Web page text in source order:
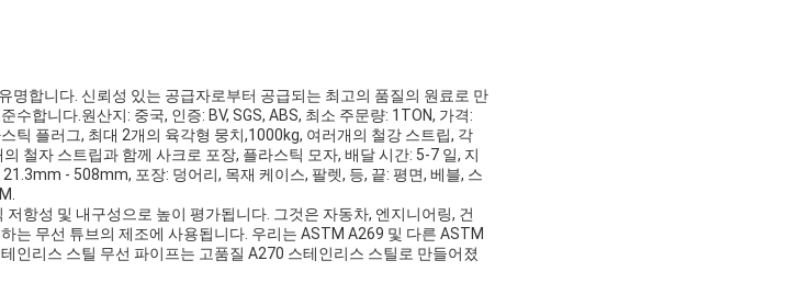
명합니다. 신뢰성 있는 공급자로부터 공급되는 최고의 품질의 원료로 만
합니다.원산지: 중국, 인증: BV, SGS, ABS, 최소 주문량: 1TON, 가격:
틱 플러그, 최대 2개의 육각형 뭉치,1000kg, 여러개의 철강 스트립, 각
철자 스트립과 함께 사크로 포장, 플라스틱 모자, 배달 시간: 5-7 일, 지
- 508mm, 포장: 덩어리, 목재 케이스, 팔렛, 등, 끝: 평면, 베블, 스
항성 및 내구성으로 높이 평가됩니다. 그것은 자동차, 엔지니어링, 건
는 무선 튜브의 제조에 사용됩니다. 우리는 ASTM A269 및 다른 ASTM
인리스 스틸 무선 파이프는 고품질 A270 스테인리스 스틸로 만들어졌